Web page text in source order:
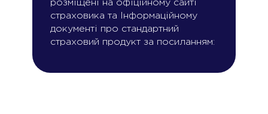
розміщені на офіційному сайті
страховика та Інформаційному
документі про стандартний
страховий продукт за посиланням: